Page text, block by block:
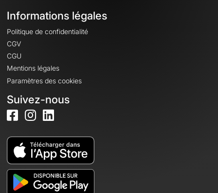
Informations légales
Politique de confidentialité
CGV
CGU
Mentions légales
Paramètres des cookies
Suivez-nous